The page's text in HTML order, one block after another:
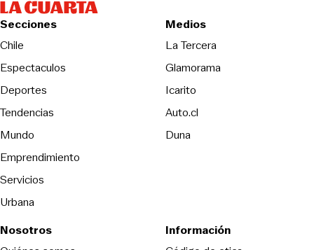
Secciones
Chile
Espectaculos
Deportes
Tendencias
Mundo
Emprendimiento
Servicios
Urbana
Medios
La TerceraOpens in new
Glamorama
Icarito
Auto.cl
DunaOpens in new window
Nosotros
Información